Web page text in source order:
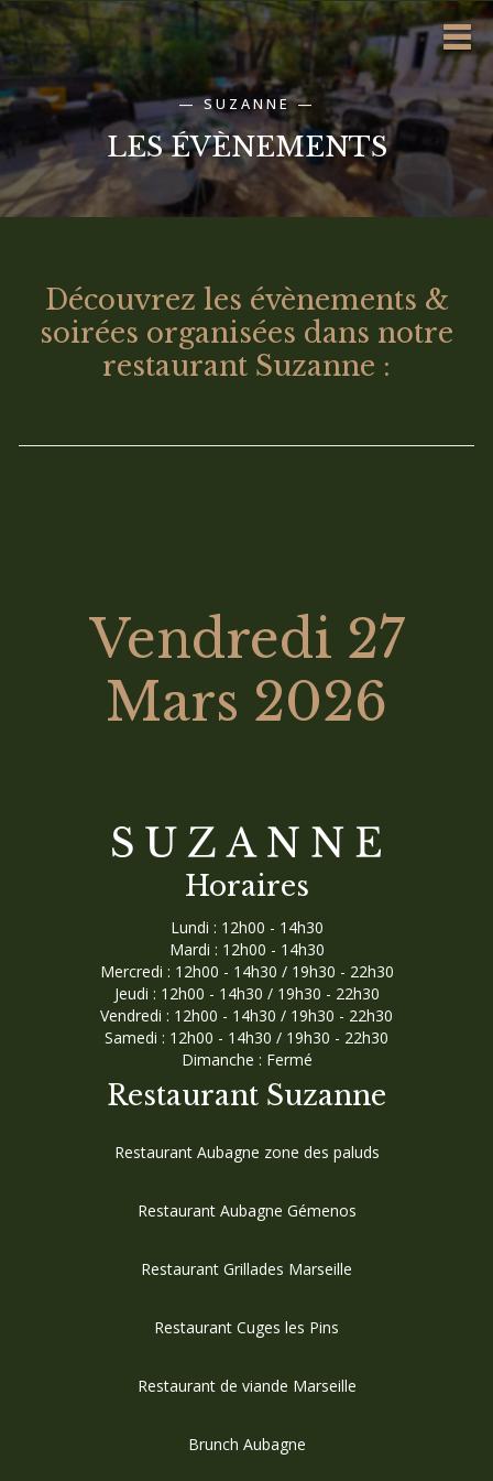
—SUZANNE—
LES ÉVÈNEMENTS
Découvrez les évènements &
soirées organisées dans notre
restaurant Suzanne :
Vendredi 27
Mars 2026
Horaires
Lundi : 12h00 - 14h30
Mardi : 12h00 - 14h30
Mercredi : 12h00 - 14h30 / 19h30 - 22h30
Jeudi : 12h00 - 14h30 / 19h30 - 22h30
Vendredi : 12h00 - 14h30 / 19h30 - 22h30
Samedi : 12h00 - 14h30 / 19h30 - 22h30
Dimanche : Fermé
Restaurant Suzanne
Restaurant Aubagne zone des paluds
Restaurant Aubagne Gémenos
Restaurant Grillades Marseille
Restaurant Cuges les Pins
Restaurant de viande Marseille
Brunch Aubagne